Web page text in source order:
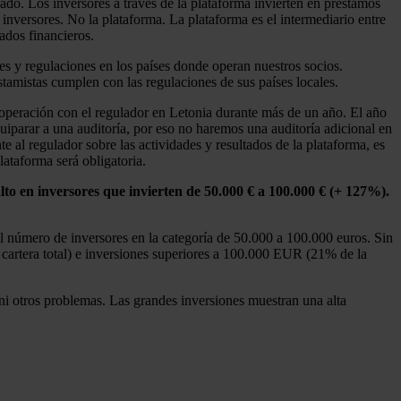
No la plataforma. La plataforma es el intermediario entre
financieros.
y regulaciones en los países donde operan nuestros socios.
cumplen con las regulaciones de sus países locales.
con el regulador en Letonia durante más de un año. El año
a una auditoría, por eso no haremos una auditoría adicional en
al regulador sobre las actividades y resultados de la plataforma, es
será obligatoria.
en inversores que invierten de 50.000 € a 100.000 € (+ 127%).
de inversores en la categoría de 50.000 a 100.000 euros. Sin
total) e inversiones superiores a 100.000 EUR (21% de la
problemas. Las grandes inversiones muestran una alta